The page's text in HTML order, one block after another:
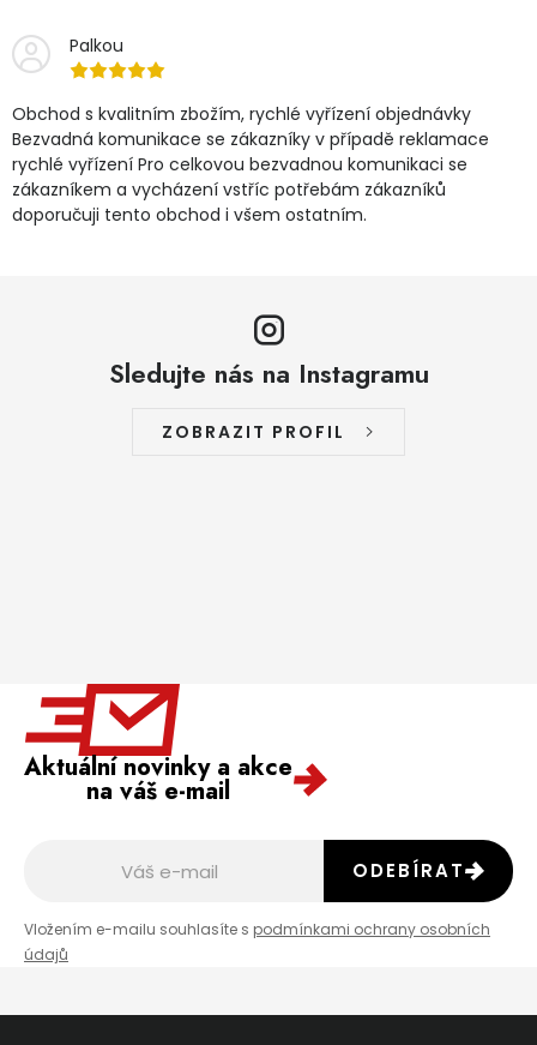
Palkou
Obchod s kvalitním zbožím, rychlé vyřízení objednávky
Bezvadná komunikace se zákazníky v případě reklamace
rychlé vyřízení Pro celkovou bezvadnou komunikaci se
zákazníkem a vycházení vstříc potřebám zákazníků
doporučuji tento obchod i všem ostatním.
Sledujte nás na Instagramu
ZOBRAZIT PROFIL
Aktuální novinky a akce
na váš e-mail
Vložením e-mailu souhlasíte s podmínkami ochrany osobních
údajů
ODEBÍRAT